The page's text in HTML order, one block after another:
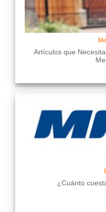
Artículos que
¿Cuánto